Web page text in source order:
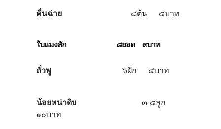
คื่นฉ่าย ๘ต้น ๕บาท
ใบแมงลัก ๘ยอด ๓บาท
ถั่วพู ๖ฝัก ๕บาท
น้อยหน่าดิบ ๓-๕ลูก
๑๐บาท